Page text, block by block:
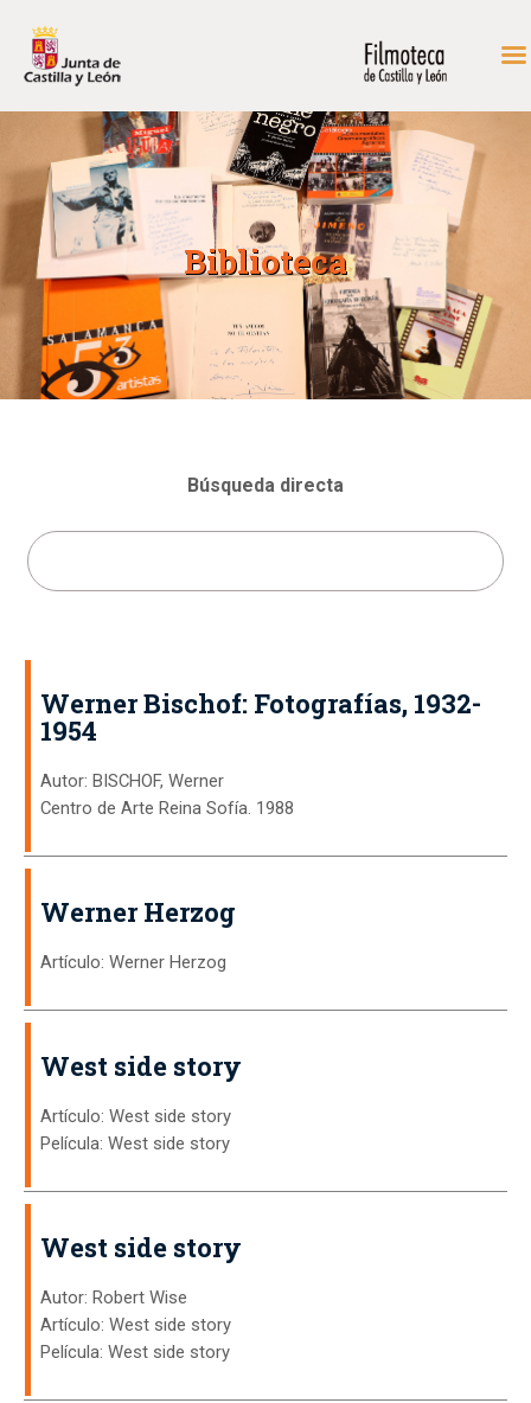
Biblioteca
INICIO
FONDOS DE CONSULTA
PROGRAMACIÓN
EXPOSICIONES
DIDÁCTICA
RODAR EN CASTILLA Y
LEÓN
MÁS…
Búsqueda directa
Buscar:
Werner Bischof: Fotografías, 1932-
1954
Autor: BISCHOF, Werner
Centro de Arte Reina Sofía. 1988
Werner Herzog
Artículo: Werner Herzog
West side story
Artículo: West side story
Película: West side story
West side story
Autor: Robert Wise
Artículo: West side story
Película: West side story